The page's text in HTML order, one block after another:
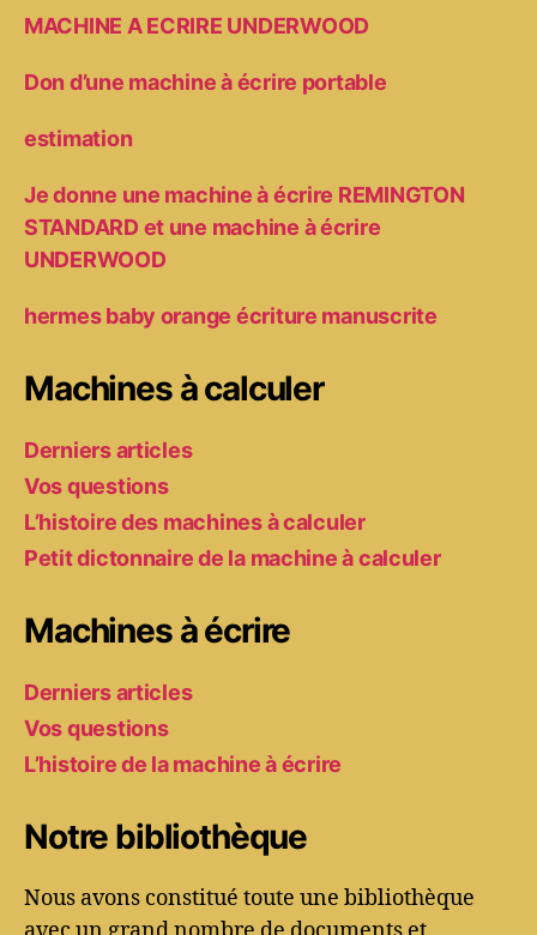
MACHINE A ECRIRE UNDERWOOD
Don d’une machine à écrire portable
estimation
Je donne une machine à écrire REMINGTON
STANDARD et une machine à écrire
UNDERWOOD
hermes baby orange écriture manuscrite
Machines à calculer
Derniers articles
Vos questions
L’histoire des machines à calculer
Petit dictonnaire de la machine à calculer
Machines à écrire
Derniers articles
Vos questions
L’histoire de la machine à écrire
Notre bibliothèque
Nous avons constitué toute une bibliothèque